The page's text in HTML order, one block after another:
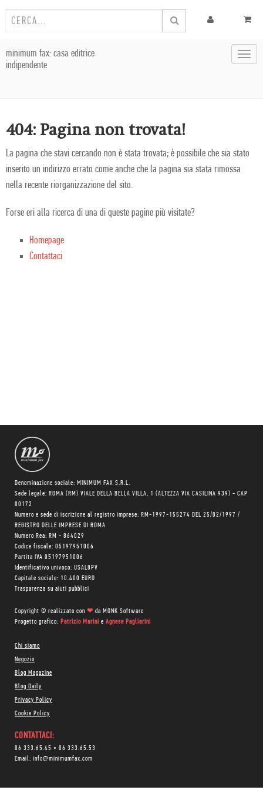
minimum fax: casa editrice
indipendente
404: Pagina non trovata!
La pagina che stavi cercando non è stata trovata; è possibile che sia stato
inserito un indirizzo errato come anche che la pagina sia stata rimossa
nella recente riorganizzazione del sito.
Forse eri alla ricerca di una di queste pagine più visitate?
Homepage
Contattaci
Denominazione sociale: MINIMUM FAX S.R.L.
Sede legale: ROMA (RM) VIALE DELLA BELLA VILLA, 1 (ALTEZZA VIA CASILINA 939) - CAP
00172
Numero e sede di iscrizione al registro imprese: RM-1997-155274 DEL 25/02/1997 /
REGISTRO DELLE IMPRESE DI ROMA
Numero Rea: RM - 864029
Codice fiscale: 05197951006
Partita IVA 05197951006
Identificativo univoco: USAL8PV
Capitale sociale: 10.400 EURO
Trasparenza su aiuti pubblici
Copyright © realizzato con ❤ da MONK Software
Progetto grafico: Patrizio Marini e Agnese Pagliarini
Chi siamo
Negozio
Blog Magazine
Blog Daily
Privacy Policy
Cookie Policy
CONTATTACI:
06 333.65.45 • 06 333.65.53
Email: info@minimumfax.com